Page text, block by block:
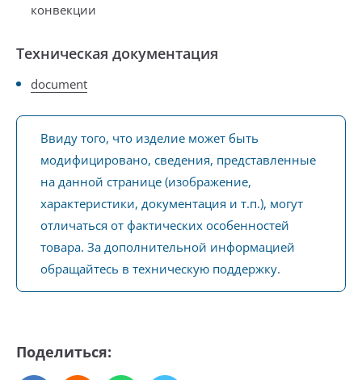
конвекции
Техническая документация
document
Ввиду того, что изделие может быть
модифицировано, сведения, представленные
на данной странице (изображение,
характеристики, документация и т.п.), могут
отличаться от фактических особенностей
товара. За дополнительной информацией
обращайтесь в техническую поддержку.
Поделиться: